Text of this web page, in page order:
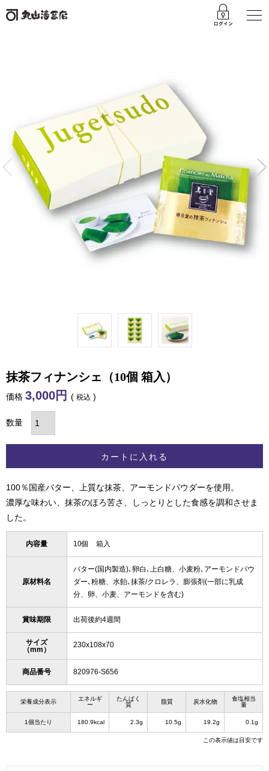
抹茶フィナンシェ（10個 箱入）
価格 3,000 税込
カートに入れる
100％国産バター、上質な抹茶、アーモンドパウダーを使用。
濃厚な味わい、抹茶のほろ苦さ、しっとりとした食感を調和させま
した。
内容量 10個 箱入
原材料名
バター(国内製造)､卵白､上白糖、小麦粉､アーモンドパウ
ダー､粉糖、水飴､抹茶/クロレラ、膨張剤(一部に乳成
分、卵、小麦、アーモンドを含む)
賞味期限 出荷後約4週間
サイズ
（mm）
230x108x70
商品番号 820976-S656
栄養成分表示
エネルギ
ー
たんぱく
質
脂質 炭水化物
食塩相当
量
1個当たり 180.9kcal 2.3g 10.5g 19.2g 0.1g
この表示値は目安です